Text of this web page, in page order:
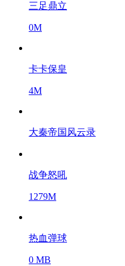
三足鼎立
0M
卡卡保皇
4M
大秦帝国风云录
战争怒吼
1279M
热血弹球
0 MB